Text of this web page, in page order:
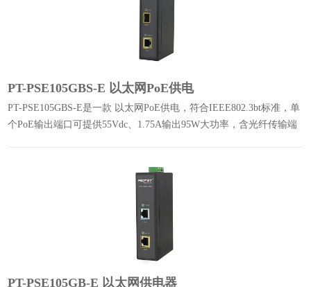
PT-PSE105GBS-E 以太网PoE供电
PT-PSE105GBS-E是一款 以太网PoE供电，符合IEEE802.3bt标准，单
个PoE输出端口可提供55Vdc、1.75A输出95W大功率，含光纤传输端
PT-PSE105GB-E 以太网供电器